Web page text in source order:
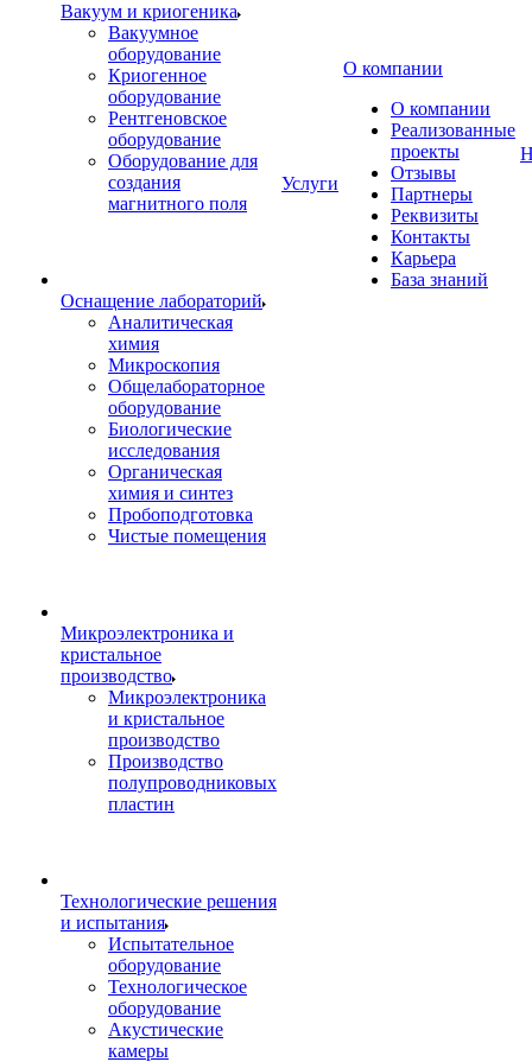
Вакуум и криогеника
Вакуумное
оборудование
Криогенное
оборудование
Рентгеновское
оборудование
Оборудование для
создания
магнитного поля
Оснащение лабораторий
Аналитическая
химия
Микроскопия
Общелабораторное
оборудование
Биологические
исследования
Органическая
химия и синтез
Пробоподготовка
Чистые помещения
Микроэлектроника и
кристальное
производство
Микроэлектроника
и кристальное
производство
Производство
полупроводниковых
пластин
Технологические решения
и испытания
Испытательное
оборудование
Технологическое
оборудование
Акустические
камеры
Услуги
О компании
О компании
Реализованные
проекты
Отзывы
Партнеры
Реквизиты
Контакты
Карьера
База знаний